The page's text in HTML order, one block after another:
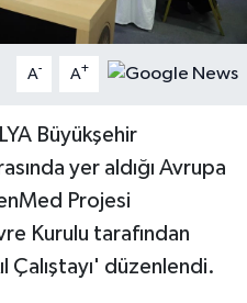
A- A+
Büyükşehir
yer aldığı Avrupa
Projesi
Kurulu tarafından
Çalıştayı' düzenlendi.